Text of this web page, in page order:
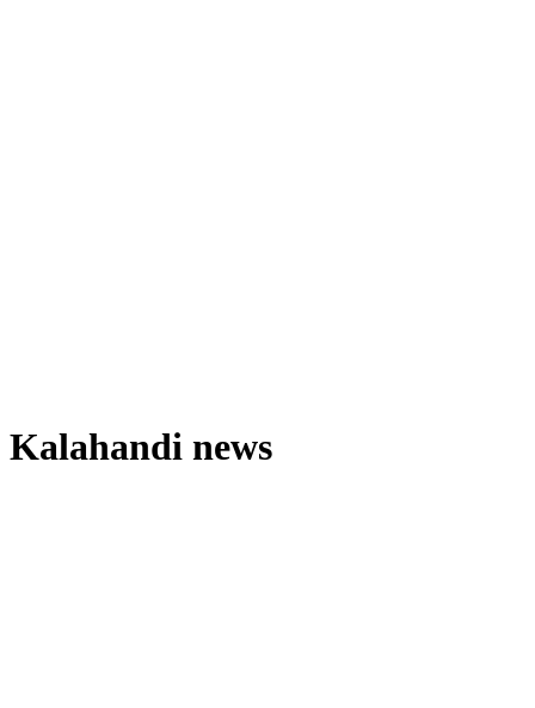
Kalahandi news